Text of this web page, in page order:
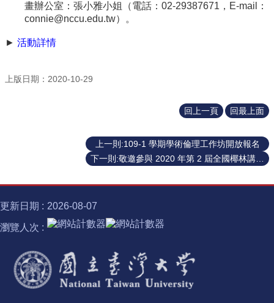
開
訊
規
服
資
源
校
畫辦公室：張小雅小姐（電話： 02-29387671 ， E-mail
：
connie@nccu.edu.tw）。
► 活動詳情
上版日期：2020-10-29
回上一頁 回最上面
上一則:109-1 學期學術倫理工作坊開放報名
更新日期 2026-08-07
瀏覽人次